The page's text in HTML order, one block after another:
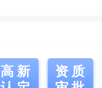
高新
资质